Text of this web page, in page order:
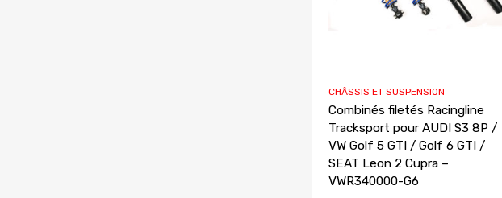
CHÂSSIS ET SUSPENSION
Combinés filetés Racingline
Tracksport pour AUDI S3 8P /
VW Golf 5 GTI / Golf 6 GTI /
SEAT Leon 2 Cupra –
VWR340000-G6